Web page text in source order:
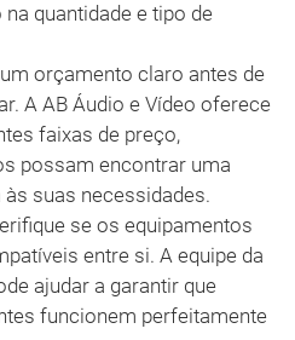
quantidade e tipo de
orçamento claro antes de
A AB Áudio e Vídeo oferece
faixas de preço,
possam encontrar uma
suas necessidades.
se os equipamentos
entre si. A equipe da
ajudar a garantir que
funcionem perfeitamente